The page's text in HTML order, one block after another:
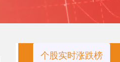
个股实时涨跌榜